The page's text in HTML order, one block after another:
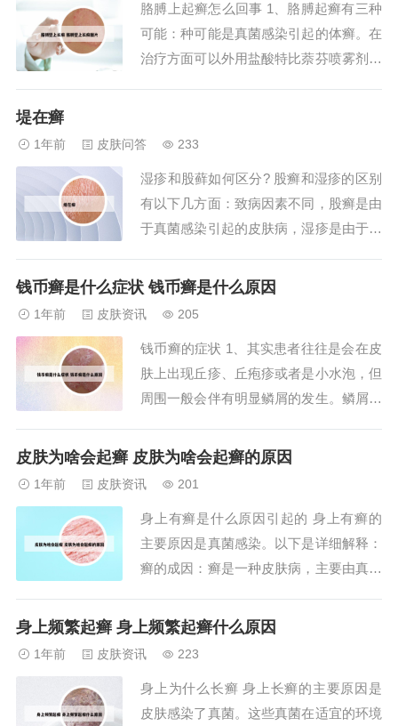
须对猫咪的生活环境进行彻底消毒。猫藓
之所以会越涂...
胳膊上起癣怎么回事 1、胳膊起癣有三种
可能：种可能是真菌感染引起的体癣。在
治疗方面可以外用盐酸特比萘芬喷雾剂，
肤干燥导致的乏脂性湿疹，如果鳞屑为银
白色容易剥...
堤在癣
1年前 皮肤问答 233
湿疹和股藓如何区分? 股癣和湿疹的区别
有以下几方面：致病因素不同，股癣是由
于真菌感染引起的皮肤病，湿疹是由于接
检查或者多次检查都没有发现真菌，则股
通常是长期处于潮湿环境所引起，和接触
到过敏原也...
钱币癣是什么症状 钱币癣是什么原因
1年前 皮肤资讯 205
钱币癣的症状 1、其实患者往往是会在皮
肤上出现丘疹、丘疱疹或者是小水泡，但
周围一般会伴有明显鳞屑的发生。鳞屑往
皮肤相比边界非常的清晰，而且往往会呈
布症状越严重。2、铜钱癣的临床表现主
要表现为轻...
皮肤为啥会起癣 皮肤为啥会起癣的原因
1年前 皮肤资讯 201
身上有癣是什么原因引起的 身上有癣的
主要原因是真菌感染。以下是详细解释：
癣的成因：癣是一种皮肤病，主要由真菌
环境中生长，因此，身体任何部位的过度
的主要原因是皮肤感染了真菌。这些真菌
在适宜的环...
身上频繁起癣 身上频繁起癣什么原因
1年前 皮肤资讯 223
身上为什么长癣 身上长癣的主要原因是
皮肤感染了真菌。这些真菌在适宜的环境